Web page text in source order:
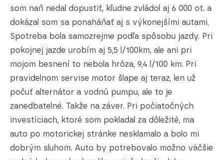
som naň nedal dopustiť, kľudne zvládol aj 6 000 ot. a
dokázal som sa ponaháňať aj s výkonejšími autami.
Spotreba bola samozrejme podľa spôsobu jazdy. Pri
pokojnej jazde urobím aj 5,5 l/100km, ale ani pri
mojom besnení to nebola hrôza, 9,4 l/100 km. Pri
pravidelnom servise motor šlape aj teraz, len už
počuť alternátor a vodnú pumpu, ale to je
zanedbatelné. Takže na záver. Pri počiatočných
investíciach, ktoré som pokladal za dôležité, ma
auto po motorickej stránke nesklamalo a bolo mi
dobrým sluhom. Auto by potrebovalo možno väčšie